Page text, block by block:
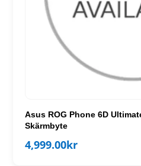
Asus ROG Phone 6D
Skärmbyte
4,999.00kr